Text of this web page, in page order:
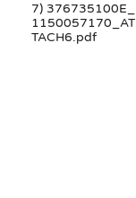
7) 376735100E_
1150057170_AT
TACH6.pdf